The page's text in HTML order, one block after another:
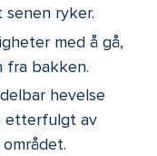
ryker.
med å gå,
bakken.
hevelse
etterfulgt av